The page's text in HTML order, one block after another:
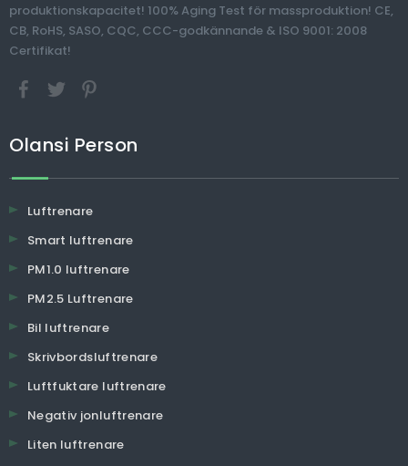
produktionskapacitet! 100% Aging Test för massproduktion! CE,
CB, RoHS, SASO, CQC, CCC-godkännande & ISO 9001: 2008
Certifikat!
Olansi Person
Luftrenare
Smart luftrenare
PM1.0 luftrenare
PM2.5 Luftrenare
Bil luftrenare
Skrivbordsluftrenare
Luftfuktare luftrenare
Negativ jonluftrenare
Liten luftrenare